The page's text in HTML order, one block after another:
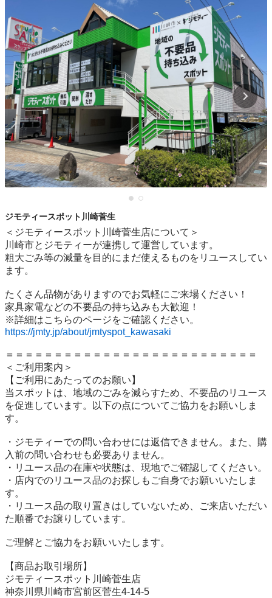
ジモティースポット川崎菅生
＜ジモティースポット川崎菅生店について＞
川崎市とジモティーが連携して運営しています。
粗⼤ごみ等の減量を⽬的にまだ使えるものをリユースしてい
ます。
たくさん品物がありますのでお気軽にご来場ください！
家具家電などの不要品の持ち込みも大歓迎！
https://jmty.jp/about/jmtyspot_kawasaki
＝＝＝＝＝＝＝＝＝＝＝＝＝＝＝＝＝＝＝＝＝＝＝＝＝＝
＜ご利用案内＞
【ご利用にあたってのお願い】
当スポットは、地域のごみを減らすため、不要品のリユース
を促進しています。以下の点についてご協力をお願いしま
す。
・ジモティーでの問い合わせには返信できません。また、購
入前の問い合わせも必要ありません。
・リユース品の在庫や状態は、現地でご確認してください。
・店内でのリユース品のお探しもご自身でお願いいたしま
す。
・リユース品の取り置きはしていないため、ご来店いただい
た順番でお譲りしています。
ご理解とご協力をお願いいたします。
【商品お取引場所】
ジモティースポット川崎菅生店
神奈川県川崎市宮前区菅生4-14-5